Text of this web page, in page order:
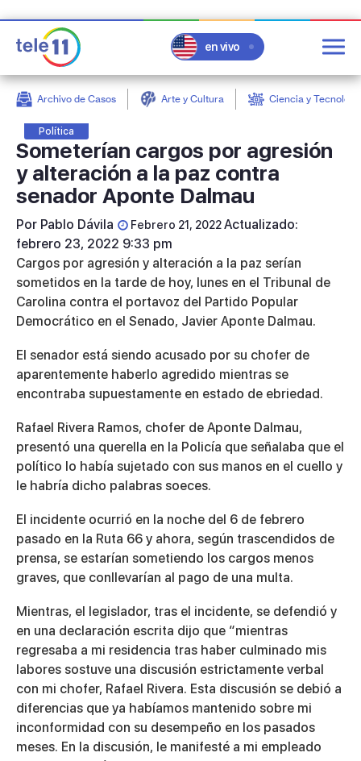
en vivo
Archivo de Casos Arte y Cultura Ciencia y
Política
Someterían cargos por agresión
y alteración a la paz contra
senador Aponte Dalmau
Por Pablo Dávila Febrero 21, 2022Actualizado:
febrero 23, 2022 9:33 pm
Cargos por agresión y alteración a la paz serían
sometidos en la tarde de hoy, lunes en el Tribunal de
Carolina contra el portavoz del Partido Popular
Democrático en el Senado, Javier Aponte Dalmau.
El senador está siendo acusado por su chofer de
aparentemente haberlo agredido mientras se
encontraba supuestamente en estado de ebriedad.
Rafael Rivera Ramos, chofer de Aponte Dalmau,
presentó una querella en la Policía que señalaba que el
político lo había sujetado con sus manos en el cuello y
le habría dicho palabras soeces.
El incidente ocurrió en la noche del 6 de febrero
pasado en la Ruta 66 y ahora, según trascendidos de
prensa, se estarían sometiendo los cargos menos
graves, que conllevarían al pago de una multa.
Mientras, el legislador, tras el incidente, se defendió y
en una declaración escrita dijo que “mientras
regresaba a mi residencia tras haber culminado mis
labores sostuve una discusión estrictamente verbal
con mi chofer, Rafael Rivera. Esta discusión se debió a
diferencias que ya habíamos mantenido sobre mi
inconformidad con su desempeño en los pasados
meses. En la discusión, le manifesté a mi empleado
post